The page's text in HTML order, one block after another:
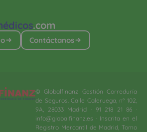
.com
Contáctanos
© Globalfinanz Gestión Correduría
de Seguros. Calle Caleruega, nº 102,
9A, 28033 Madrid · 91 218 21 86 ·
info@globalfinanz.es · Inscrita en el
Registro Mercantil de Madrid, Tomo